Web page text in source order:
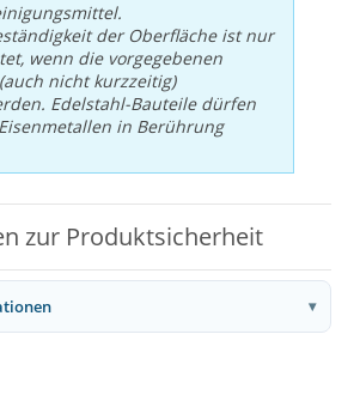
der Oberfläche ist nur
wenn die vorgegebenen
nicht kurzzeitig)
Edelstahl-Bauteile dürfen
in Berührung
zur Produktsicherheit